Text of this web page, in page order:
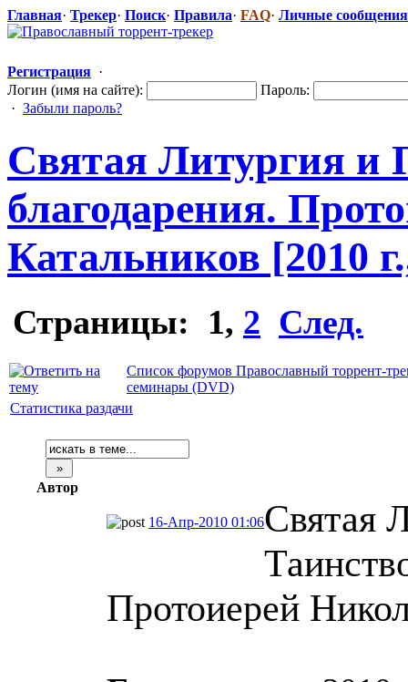
Главная· Трекер· Поиск· Правила· FAQ· Личные сообщения
Регистрация ·
Логин (имя на сайте):
Пароль:
· Забыли пароль?
Святая Литургия и
благодарения​.
Катальников [2010
Страницы: 1, 2 След.
Список форумов Православный торрент-
семинары (DVD)
Статистика раздачи
Автор
16-Апр-2010 01:06Святая
Протоиерей